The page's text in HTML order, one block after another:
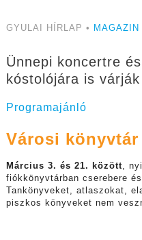
GYULAI HÍRLAP • MAGAZIN
Ünnepi koncertre
kóstolójára is
Programajánló
Városi könyvtár
Március 3. és 21. között,
fiókkönyvtárban cserebere
Tankönyveket, atlaszokat,
piszkos könyveket nem